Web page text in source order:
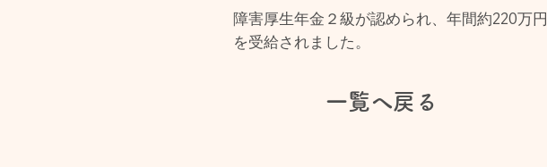
障害厚生年金２級が認められ、年間約220万円
を受給されました。
一覧へ戻る